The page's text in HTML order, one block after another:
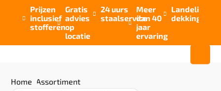

Prijzen
inclusief
stofferen

Gratis
advies
op
locatie

24 uurs
staalservice

Meer
dan 40
jaar
ervaring

Landelijke
dekking
Home Assortiment